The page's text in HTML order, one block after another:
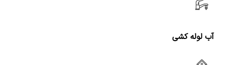
آب لوله کشی